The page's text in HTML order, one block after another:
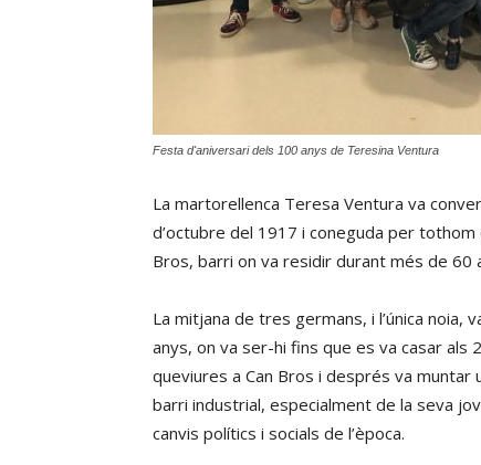
Festa d'aniversari dels 100 anys de Teresina Ventura
La martorellenca Teresa Ventura va
d’octubre del 1917 i coneguda per
Bros, barri on va residir durant més de 60
La mitjana de tres germans, i l’única noia,
anys, on va ser-hi fins que es va casar
queviures a Can Bros i després va
barri industrial, especialment de la seva
canvis polítics i socials de l’època.